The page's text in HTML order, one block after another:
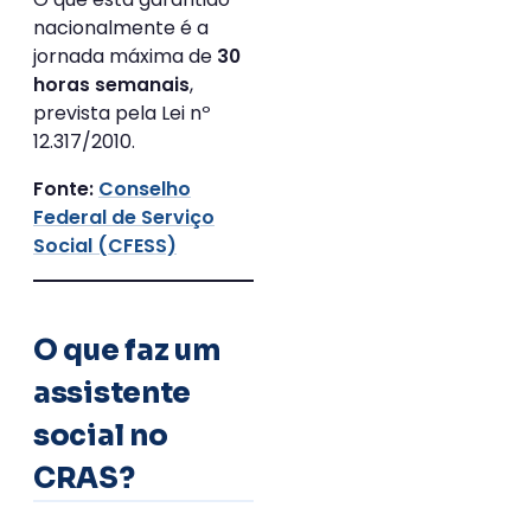
nacionalmente é a
jornada máxima de 30
horas semanais,
prevista pela Lei nº
12.317/2010.
Fonte: Conselho
Federal de Serviço
Social (CFESS)
O que faz um
assistente
social no
CRAS?